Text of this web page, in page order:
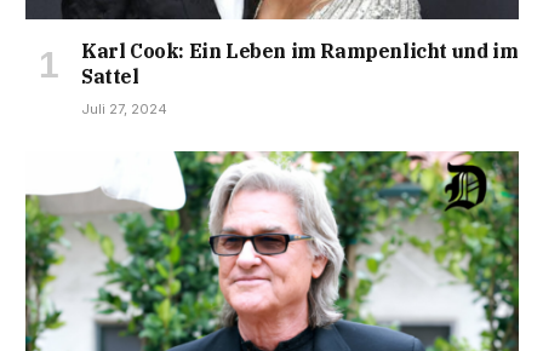
Karl Cook: Ein Leben im Rampenlicht und im
Sattel
Juli 27, 2024